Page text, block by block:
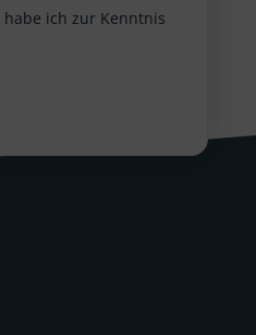
habe ich zur Kenntnis